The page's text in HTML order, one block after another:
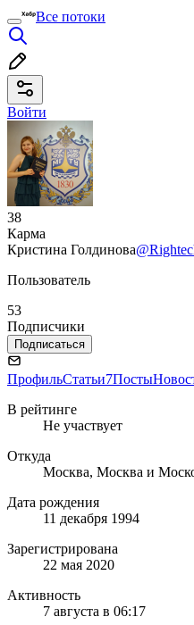
Все потоки
Войти
38
Карма
Кристина Голдинова
Пользователь
53
Подписчики
Подписаться
ПрофильСтатьи7Посты
В рейтинге
Не участвует
Откуда
Москва, Москва и
Дата рождения
11 декабря 1994
Зарегистрирована
22 мая 2020
Активность
7 августа в 06:17